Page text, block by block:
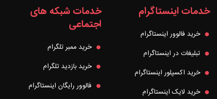
خدمات اینستاگرام
خرید فالوور اینستاگرام
تبلیغات در اینستاگرام
خرید اکسپلور اینستاگرام
خرید لایک اینستاگرام
خدمات شبکه های
اجتماعی
خرید ممبر تلگرام
خرید بازدید تلگرام
فالوور رایگان اینستاگرام